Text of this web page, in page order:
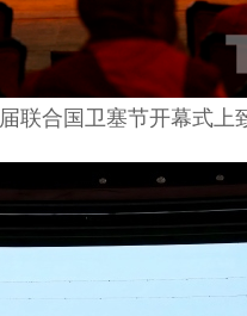
届联合国卫塞节开幕式上